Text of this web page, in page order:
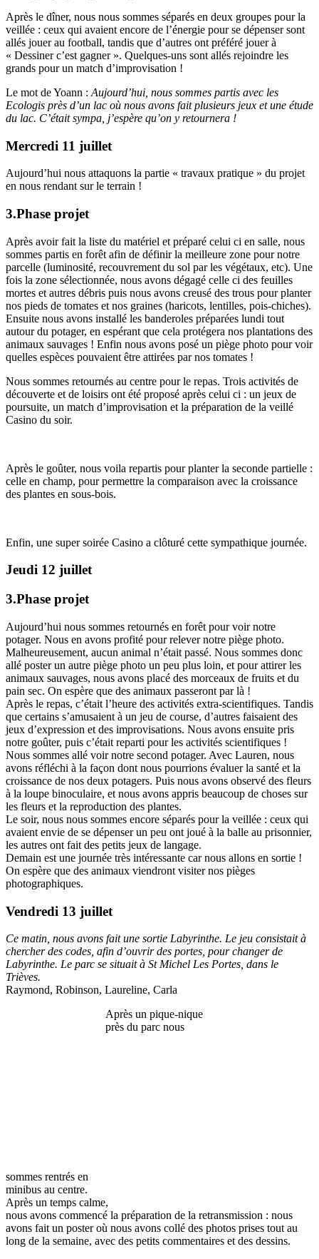
Après le dîner, nous nous sommes séparés en deux groupes pour la
veillée : ceux qui avaient encore de l’énergie pour se dépenser sont
allés jouer au football, tandis que d’autres ont préféré jouer à
« Dessiner c’est gagner ». Quelques-uns sont allés rejoindre les
grands pour un match d’improvisation !
Le mot de Yoann : Aujourd’hui, nous sommes partis avec les
Ecologis près d’un lac où nous avons fait plusieurs jeux et une étude
du lac. C’était sympa, j’espère qu’on y retournera !
Mercredi 11 juillet
Aujourd’hui nous attaquons la partie « travaux pratique » du projet
en nous rendant sur le terrain !
3.Phase projet
Après avoir fait la liste du matériel et préparé celui ci en salle, nous
sommes partis en forêt afin de définir la meilleure zone pour notre
parcelle (luminosité, recouvrement du sol par les végétaux, etc). Une
fois la zone sélectionnée, nous avons dégagé celle ci des feuilles
mortes et autres débris puis nous avons creusé des trous pour planter
nos pieds de tomates et nos graines (haricots, lentilles, pois-chiches).
Ensuite nous avons installé les banderoles préparées lundi tout
autour du potager, en espérant que cela protégera nos plantations des
animaux sauvages ! Enfin nous avons posé un piège photo pour voir
quelles espèces pouvaient être attirées par nos tomates !
Nous sommes retournés au centre pour le repas. Trois activités de
découverte et de loisirs ont été proposé après celui ci : un jeux de
poursuite, un match d’improvisation et la préparation de la veillé
Casino du soir.
Après le goûter, nous voila repartis pour planter la seconde partielle :
celle en champ, pour permettre la comparaison avec la croissance
des plantes en sous-bois.
Enfin, une super soirée Casino a clôturé cette sympathique journée.
Jeudi 12 juillet
3.Phase projet
Aujourd’hui nous sommes retournés en forêt pour voir notre
potager. Nous en avons profité pour relever notre piège photo.
Malheureusement, aucun animal n’était passé. Nous sommes donc
allé poster un autre piège photo un peu plus loin, et pour attirer les
animaux sauvages, nous avons placé des morceaux de fruits et du
pain sec. On espère que des animaux passeront par là !
Après le repas, c’était l’heure des activités extra-scientifiques. Tandis
que certains s’amusaient à un jeu de course, d’autres faisaient des
jeux d’expression et des improvisations. Nous avons ensuite pris
notre goûter, puis c’était reparti pour les activités scientifiques !
Nous sommes allé voir notre second potager. Avec Lauren, nous
avons réfléchi à la façon dont nous pourrions évaluer la santé et la
croissance de nos deux potagers. Puis nous avons observé des fleurs
à la loupe binoculaire, et nous avons appris beaucoup de choses sur
les fleurs et la reproduction des plantes.
Le soir, nous nous sommes encore séparés pour la veillée : ceux qui
avaient envie de se dépenser un peu ont joué à la balle au prisonnier,
les autres ont fait des petits jeux de langage.
Demain est une journée très intéressante car nous allons en sortie !
On espère que des animaux viendront visiter nos pièges
photographiques.
Vendredi 13 juillet
Ce matin, nous avons fait une sortie Labyrinthe. Le jeu consistait à
chercher des codes, afin d’ouvrir des portes, pour changer de
Labyrinthe. Le parc se situait à St Michel Les Portes, dans le
Trièves.
Raymond, Robinson, Laureline, Carla
Après un pique-nique
près du parcnous
sommes rentrés en
minibus au centre.
Après un temps calme,
nous avons commencé la préparation de la retransmission : nous
avons fait un poster où nous avons collé des photos prises tout au
long de la semaine, avec des petits commentaires et des dessins.